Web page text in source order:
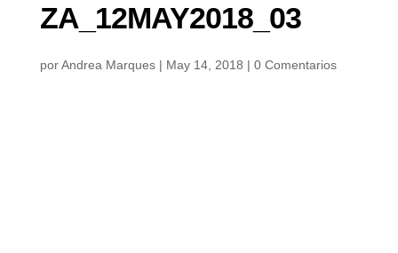
ZA_12MAY2018_03
porAndrea Marques| May 14, 2018 | 0 Comentarios